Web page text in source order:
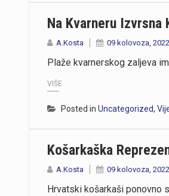
Na Kvarneru Izvrsna
A.Kosta 09 kolovoza, 2022
Plaže kvarnerskog zaljeva
VIŠE
Posted in Uncategorized,
Košarkaška
A.Kosta 09 kolovoza, 2022
Hrvatski košarkaši ponovno